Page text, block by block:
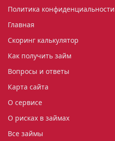
Политика конфиденциальности
Главная
Скоринг калькулятор
Как получить займ
Вопросы и ответы
Карта сайта
О сервисе
О рисках в займах
Все займы